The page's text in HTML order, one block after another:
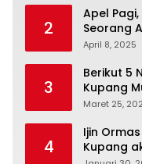
2
Apel
Seorang
April 8, 2025
3
Berikut 5
Kupang
Maret 25,
4
Ijin
Kupang